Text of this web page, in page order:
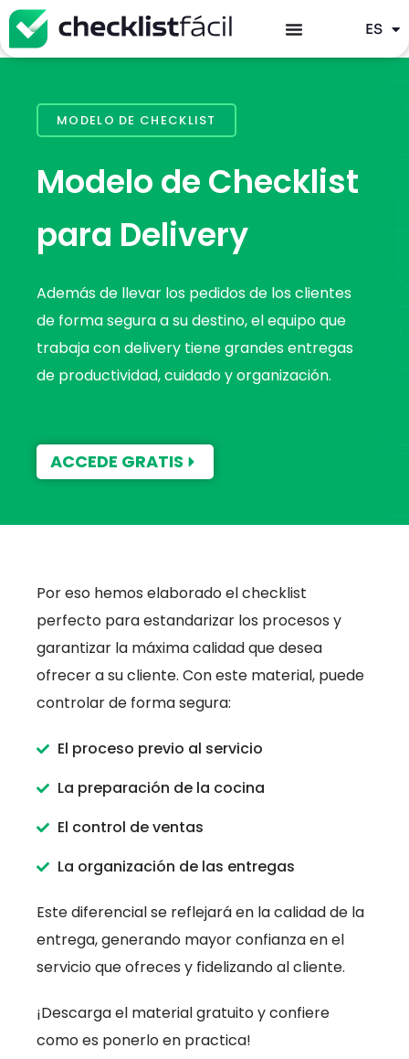
ES
EN
MODELO DE CHECKLIST
Modelo de Checklist
para Delivery
Además de llevar los pedidos de los clientes
de forma segura a su destino, el equipo que
trabaja con delivery tiene grandes entregas
de productividad, cuidado y organización.
ACCEDE GRATIS
Por eso hemos elaborado el checklist
perfecto para estandarizar los procesos y
garantizar la máxima calidad que desea
ofrecer a su cliente. Con este material, puede
controlar de forma segura:
El proceso previo al servicio
La preparación de la cocina
El control de ventas
La organización de las entregas
Este diferencial se reflejará en la calidad de la
entrega, generando mayor confianza en el
servicio que ofreces y fidelizando al cliente.
¡Descarga el material gratuito y confiere
como es ponerlo en practica!